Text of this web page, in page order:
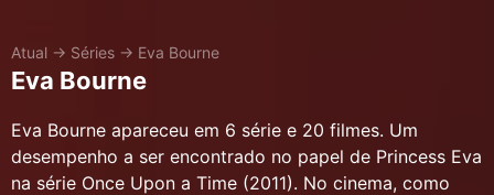
Atual → Séries → Eva Bourne
Eva Bourne
Eva Bourne apareceu em 6 série e 20 filmes. Um
desempenho a ser encontrado no papel de Princess Eva
na série Once Upon a Time (2011). No cinema, como